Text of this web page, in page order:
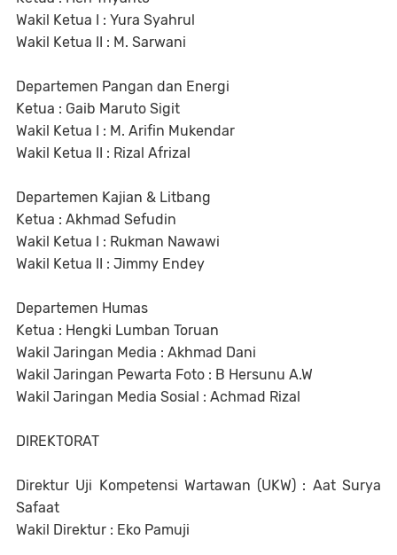
Wakil Ketua I : Yura Syahrul
Wakil Ketua II : M. Sarwani
Departemen Pangan dan Energi
Ketua : Gaib Maruto Sigit
Wakil Ketua I : M. Arifin Mukendar
Wakil Ketua II : Rizal Afrizal
Departemen Kajian & Litbang
Ketua : Akhmad Sefudin
Wakil Ketua I : Rukman Nawawi
Wakil Ketua II : Jimmy Endey
Departemen Humas
Ketua : Hengki Lumban Toruan
Wakil Jaringan Media : Akhmad Dani
Wakil Jaringan Pewarta Foto : B Hersunu A.W
Wakil Jaringan Media Sosial : Achmad Rizal
DIREKTORAT
Direktur Uji Kompetensi Wartawan (UKW) : Aat Surya
Safaat
Wakil Direktur : Eko Pamuji